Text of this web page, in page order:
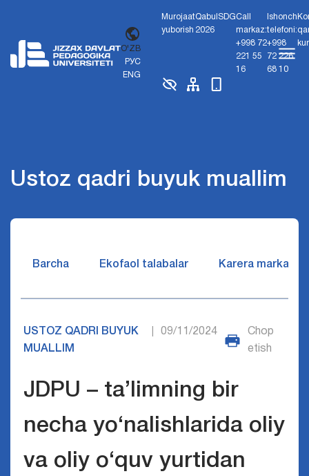
O'ZB
РУС
ENG
Murojaat
yuborish
Qabul
2026
SDGCall
markaz:
+998 72
221 55
16
Ishonch
telefoni:
+998
72 226
68 10
Ustoz qadri buyuk muallim
Barcha Ekofaol talabalar Karera markazi
USTOZ QADRI BUYUK
MUALLIM
09/11/2024
Chop
etish
JDPU – ta’limning bir
necha yo‘nalishlarida oliy
va oliy o‘quv yurtidan